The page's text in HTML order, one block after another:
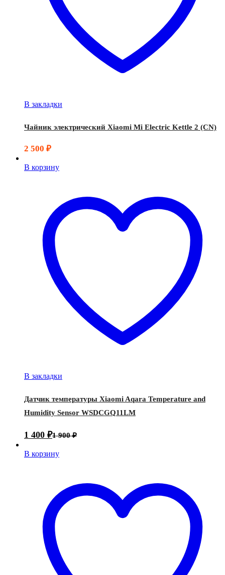
В закладки
Чайник электрический Xiaomi Mi Electric Kettle 2 (CN)
2 500 ₽
В корзину
В закладки
Датчик температуры Xiaomi Aqara Temperature and
Humidity Sensor WSDCGQ11LM
1 400 ₽1 900₽
В корзину